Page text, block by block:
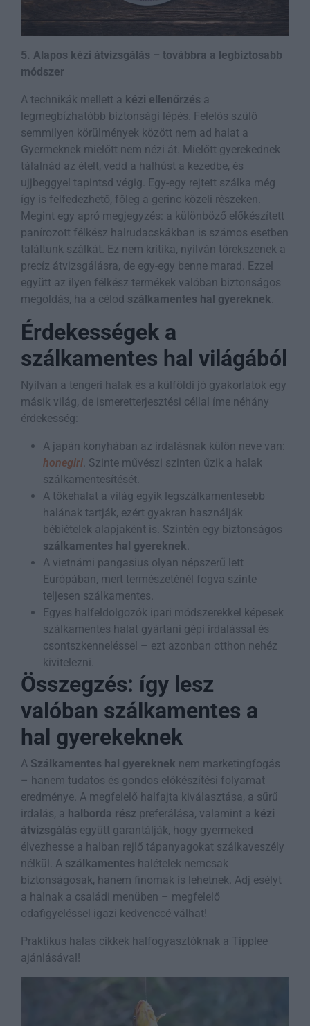
5. Alapos kézi átvizsgálás – továbbra a legbiztosabb
módszer
A technikák mellett a kézi ellenőrzés a
legmegbízhatóbb biztonsági lépés. Felelős szülő
semmilyen körülmények között nem ad halat a
Gyermeknek mielőtt nem nézi át. Mielőtt gyerekednek
tálalnád az ételt, vedd a halhúst a kezedbe, és
ujjbeggyel tapintsd végig. Egy-egy rejtett szálka még
így is felfedezhető, főleg a gerinc közeli részeken.
Megint egy apró megjegyzés: a különböző előkészített
panírozott félkész halrudacskákban is számos esetben
találtunk szálkát. Ez nem kritika, nyilván törekszenek a
precíz átvizsgálásra, de egy-egy benne marad. Ezzel
együtt az ilyen félkész termékek valóban biztonságos
megoldás, ha a célod szálkamentes hal gyereknek.
Érdekességek a
szálkamentes hal világából
Nyilván a tengeri halak és a külföldi jó gyakorlatok egy
másik világ, de ismeretterjesztési céllal íme néhány
érdekesség:
A japán konyhában az irdalásnak külön neve van:
honegiri. Szinte művészi szinten űzik a halak
szálkamentesítését.
A tőkehalat a világ egyik legszálkamentesebb
halának tartják, ezért gyakran használják
bébiételek alapjaként is. Szintén egy biztonságos
szálkamentes hal gyereknek.
A vietnámi pangasius olyan népszerű lett
Európában, mert természeténél fogva szinte
teljesen szálkamentes.
Egyes halfeldolgozók ipari módszerekkel képesek
szálkamentes halat gyártani gépi irdalással és
csontszkenneléssel – ezt azonban otthon nehéz
kivitelezni.
Összegzés: így lesz
valóban szálkamentes a
hal gyerekeknek
A Szálkamentes hal gyereknek nem marketingfogás
– hanem tudatos és gondos előkészítési folyamat
eredménye. A megfelelő halfajta kiválasztása, a sűrű
irdalás, a halborda rész preferálása, valamint a kézi
átvizsgálás együtt garantálják, hogy gyermeked
élvezhesse a halban rejlő tápanyagokat szálkaveszély
nélkül. A szálkamentes halételek nemcsak
biztonságosak, hanem finomak is lehetnek. Adj esélyt
a halnak a családi menüben – megfelelő
odafigyeléssel igazi kedvenccé válhat!
Praktikus halas cikkek halfogyasztóknak a Tipplee
ajánlásával!